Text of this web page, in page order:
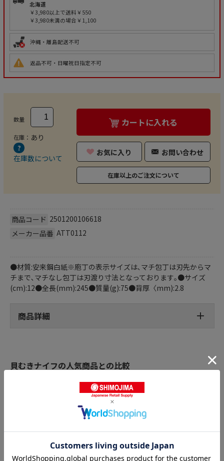
北海道
￥3,980以上で送料￥550
￥3,980未満の場合￥1,100
沖縄・離島配送不可
返品不可・日曜祝日指定不可
数量
在庫： あり
在庫数について
カートに入れる
お気に入り お問い合わせ
在庫以上のご注文について
商品コード 2501200106618
メーカー品番 ATT0112
●材質:安来鋼白紙※庖丁の表示サイズは､マチ包丁は刃先からマ
チまで､マチなし包丁は刃渡り寸法となっております｡●サイズ
(cm):12●全長(mm):245●質量(g):75●背厚〈mm):2.8
商品詳細
貝むきナイフの人気商品との比較